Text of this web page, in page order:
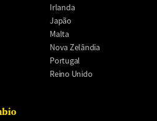
Irlanda
Japão
Malta
Nova Zelândia
Portugal
Reino Unido